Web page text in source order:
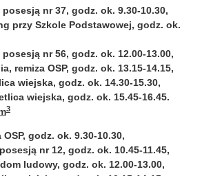
nr 37, godz. ok. 9.30-10.30,
przy Szkole Podstawowej, godz. ok.
nr 56, godz. ok. 12.00-13.00,
remiza OSP, godz. ok. 13.15-14.15,
wiejska, godz. ok. 14.30-15.30,
wiejska, godz. ok. 15.45-16.45.
3
godz. ok. 9.30-10.30,
nr 12, godz. ok. 10.45-11.45,
ludowy, godz. ok. 12.00-13.00,